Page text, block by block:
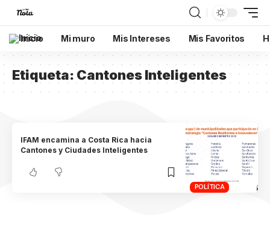
Inicio Mi muro Mis Intereses Mis Favoritos
Etiqueta:Cantones Inteligentes
POLÍTICA
IFAM encamina a Costa Rica hacia
Cantones y Ciudades Inteligentes